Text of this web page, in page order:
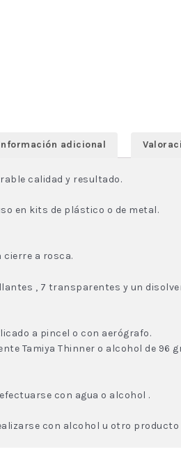
adicional
calidad y resultado.
en kits de plástico o de metal.
cierre a rosca.
, 7 transparentes y un
a pincel o con aerógrafo.
Tamiya Thinner o alcohol de 96
con agua o alcohol .
con alcohol u otro